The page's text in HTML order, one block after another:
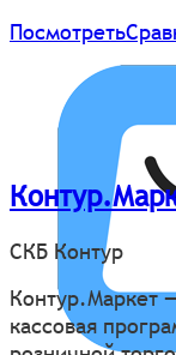
Посмотреть
СКБ Контур
Контур.Маркет
кассовая